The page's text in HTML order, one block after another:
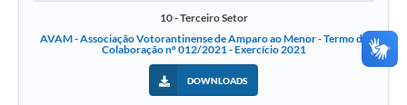
10 - Terceiro Setor
AVAM - Associação Votorantinense de Amparo ao Menor - Termo de
Colaboração nº 012/2021 - Exercício 2021
DOWNLOADS